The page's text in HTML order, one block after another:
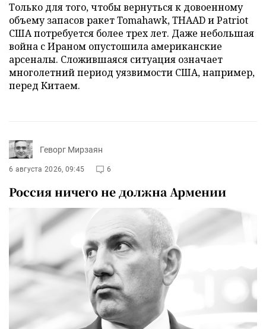
Только для того, чтобы вернуться к довоенному
объему запасов ракет Tomahawk, THAAD и Patriot
США потребуется более трех лет. Даже небольшая
война с Ираном опустошила американские
арсеналы. Сложившаяся ситуация означает
многолетний период уязвимости США, например,
перед Китаем.
Геворг Мирзаян
6 августа 2026, 09:45 6
Россия ничего не должна Армении